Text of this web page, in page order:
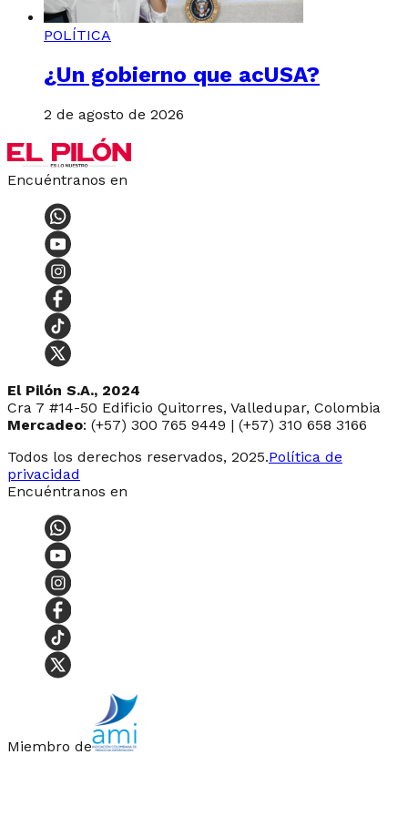
POLÍTICA
¿Un gobierno que acUSA?
2 de agosto de 2026
Encuéntranos en
El Pilón S.A., 2024
Cra 7 #14-50 Edificio Quitorres, Valledupar, Colombia
Mercadeo: (+57) 300 765 9449 | (+57) 310 658 3166
Todos los derechos reservados, 2025.Política de
privacidad
Encuéntranos en
Miembro de